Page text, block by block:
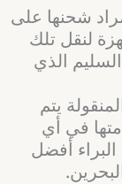
شحنها على
لنقل تلك
الذي
يتم
في أي
أفضل